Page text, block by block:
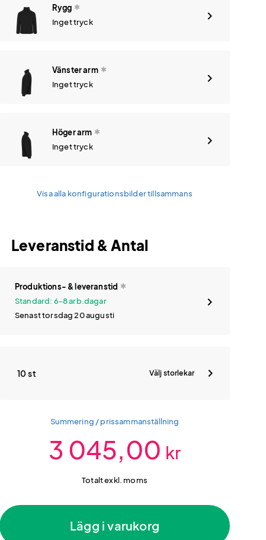
Rygg
Inget tryck
Vänster arm
Inget tryck
Höger arm
Inget tryck
Visa alla konfigurationsbilder tillsammans
Leveranstid & Antal
Produktions- & leveranstid
Standard: 6-8 arb.dagar
Senast torsdag 20 augusti
10 st Välj storlekar
Summering / prissammanställning
3 045,00 kr
Totalt exkl. moms
Lägg i varukorg